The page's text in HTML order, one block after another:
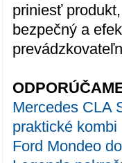
priniesť
bezpečný a
Mercedes CLA
praktické kombi
Ford Mondeo